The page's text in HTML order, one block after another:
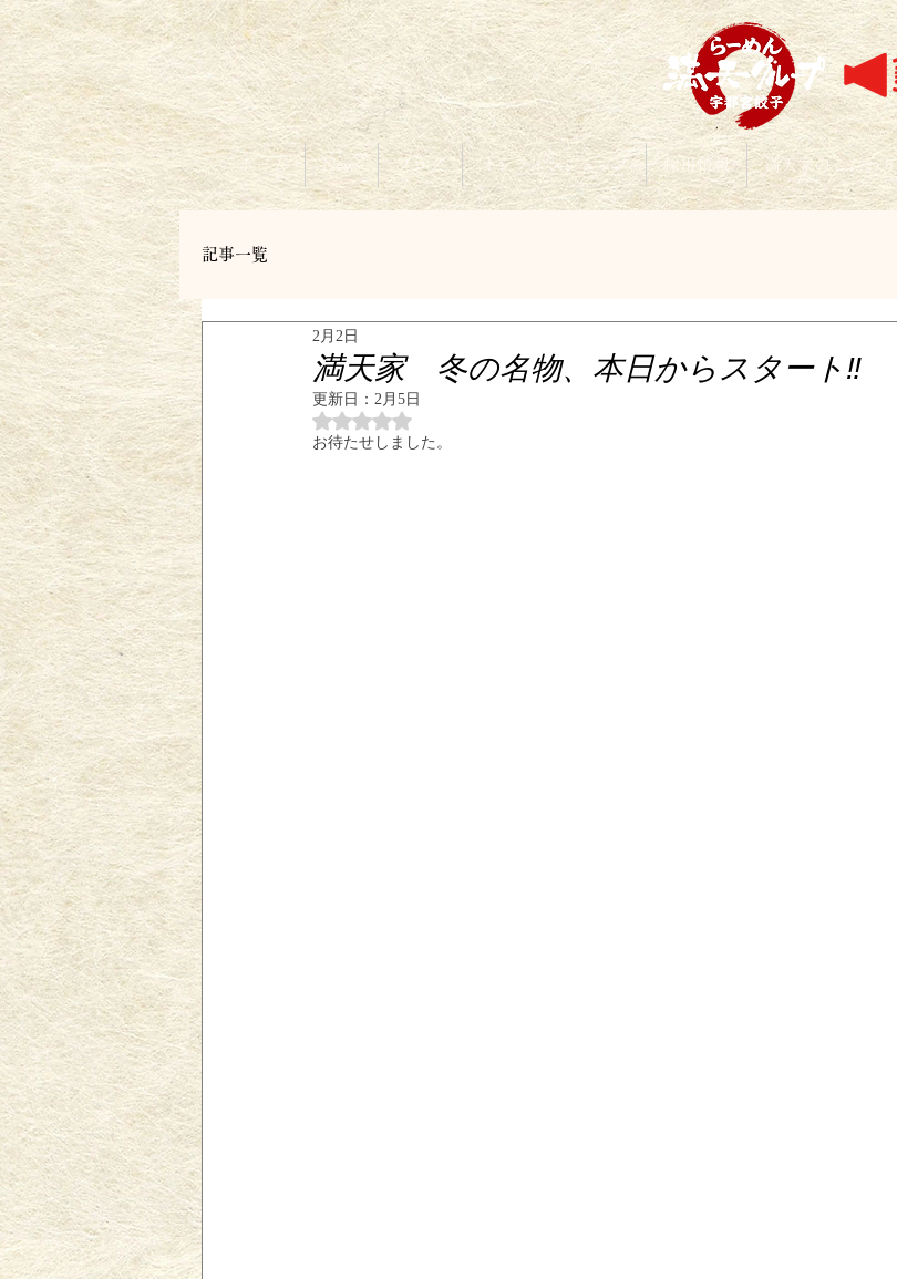
ホーム News ブログ オンラインショップ 採用情報 満天家のこだわり
記事一覧
満天家 冬の名物、本日からスタート‼️
2月2日
更新日： 2月5日
5つ星のうちNaNと評価されています。
お待たせしました。